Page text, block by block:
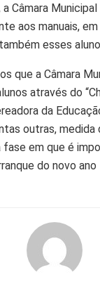
Câmara
aos manuais,
esses
que a Câmara
através do
da
outras, medida
fase em que é
do novo ano